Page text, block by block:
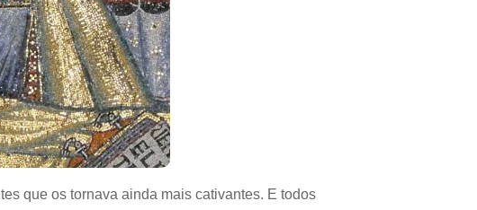
que os tornava ainda mais cativantes. E todos